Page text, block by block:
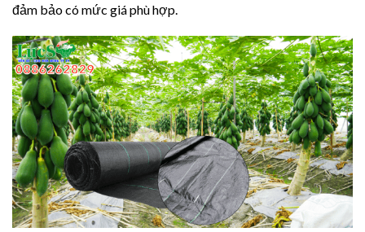
đảm bảo có mức giá phù hợp.